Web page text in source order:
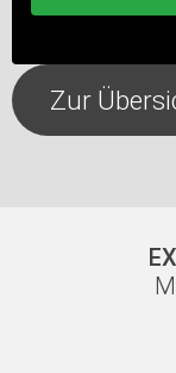
Zur